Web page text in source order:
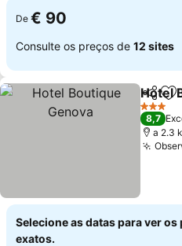
De € 90
Consulte os preços de 12 sites
Hotel
3 Estrelas
8,7
a 2.3
Selecione as datas para ver os
exatos.